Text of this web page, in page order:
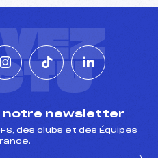
notre newsletter
des clubs et des Équipes